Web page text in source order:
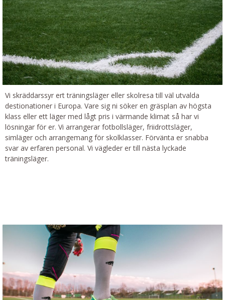
Vi skräddarssyr ert träningsläger eller skolresa till väl utvalda
destionationer i Europa. Vare sig ni söker en gräsplan av högsta
klass eller ett läger med lågt pris i värmande klimat så har vi
lösningar för er. Vi arrangerar fotbollsläger, friidrottsläger,
simläger och arrangemang för skolklasser. Förvänta er snabba
svar av erfaren personal. Vi vägleder er till nästa lyckade
träningsläger.